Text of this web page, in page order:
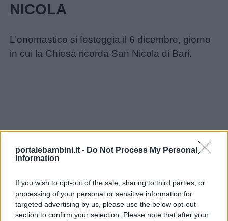
portalebambini.it - Do Not Process My Personal
Information
If you wish to opt-out of the sale, sharing to third parties, or
processing of your personal or sensitive information for
targeted advertising by us, please use the below opt-out
section to confirm your selection. Please note that after your
Filastrocche
Giochi
femminili
Frasi
e
aforismi
NICOLA
L’onomastico si festeggia il 6 dicembre, giorno
in cui la Chiesa ricorda San Nicola di Bari.